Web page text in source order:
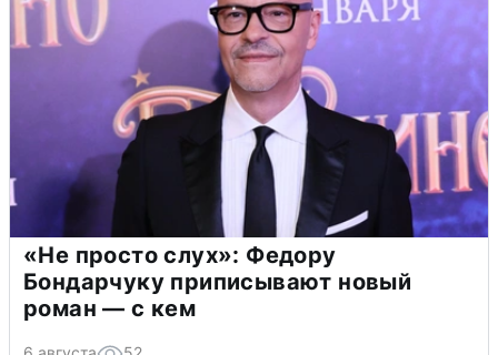
«Не просто слух»: Федору
Бондарчуку приписывают новый
роман — с кем